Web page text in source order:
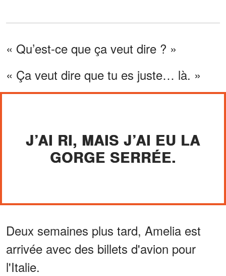
« Qu’est-ce que ça veut dire ? »
« Ça veut dire que tu es juste… là. »
J’AI RI, MAIS J’AI EU LA
GORGE SERRÉE.
Deux semaines plus tard, Amelia est
arrivée avec des billets d'avion pour
l'Italie.